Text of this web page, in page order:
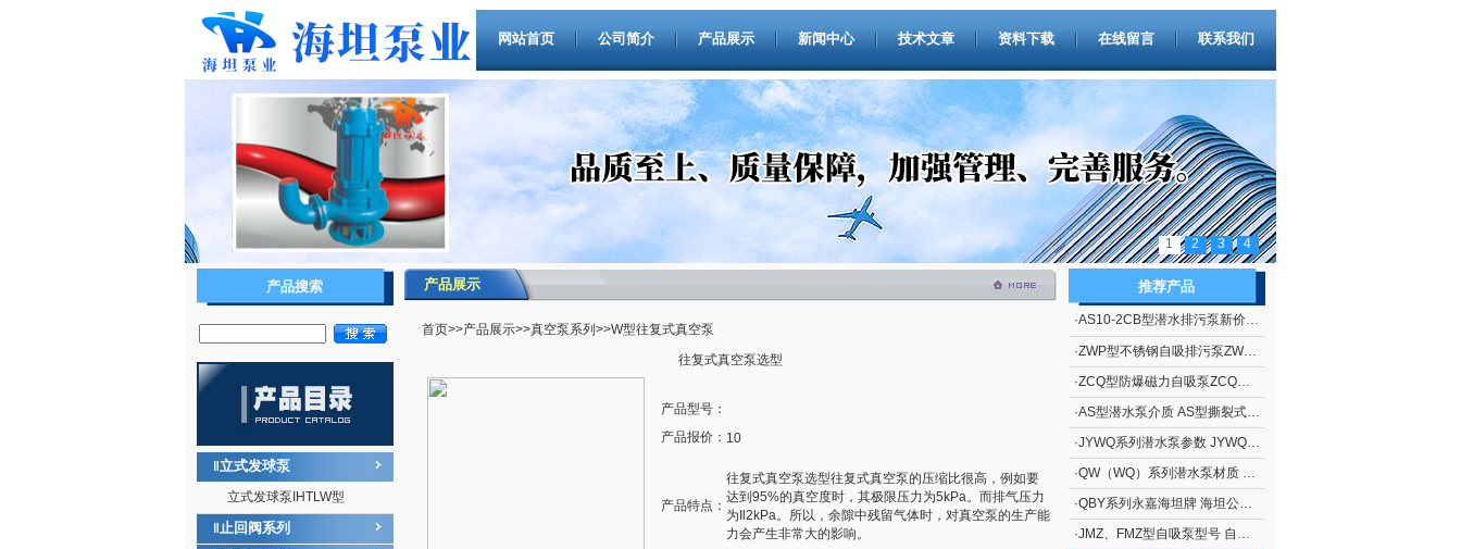
网站首页 公司简介 产品展示 新闻中心 技术文章 资料下载 在线留言 联系我们
1 2 3 4
产品搜索
立式发球泵
立式发球泵IHTLW型
止回阀系列
产品展示
首页>>产品展示>>真空泵系列 >>W型往复式真空泵
往复式真空泵选型
产品型号：
产品报价： 10
产品特点：
往复式真空泵选型往复式真空泵的压缩比很高，例如要
达到95%的真空度时，其极限压力为5kPa。而排气压力
为Il2kPa。所以，余隙中残留气体时，对真空泵的生产能
力会产生非常大的影响。
推荐产品
·AS10-2CB型潜水排污泵新价格 撕裂式潜水排污泵AS型 立式排污泵
·ZWP型不锈钢自吸排污泵ZWP型（自吸污水泵）
·ZCQ型防爆磁力自吸泵ZCQ型自吸泵
·AS型潜水泵介质 AS型撕裂式潜水泵
·JYWQ系列潜水泵参数 JYWQ系列自动搅匀潜水泵
·QW（WQ）系列潜水泵材质 QW（WQ）系列无堵塞潜水排污泵
·QBY系列永嘉海坦牌 海坦公司生产 隔膜泵系列 QBY系列铝合金气动隔膜泵
·JMZ、FMZ型自吸泵型号 自吸泵概述 JMZ、FMZ型不锈钢移动式自吸泵